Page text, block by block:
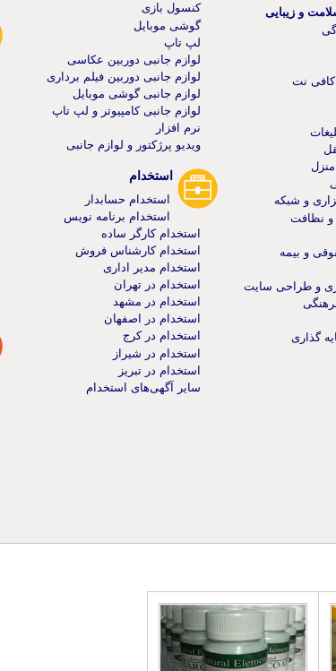
و زیبایی
کافی نت
و شبکه
نظافت
و بیمه
و طراحی سایت
گذاری
کنسول بازی
گوشی موبایل
لپ تاپ
لوازم جانبی دوربین عکاسی
لوازم جانبی دوربین فیلم برداری
لوازم جانبی گوشی موبایل
لوازم جانبی کامپیوتر و لپ تاپ
نرم افزار
ویدیو پرژکتور و لوازم جانبی
استخدام
استخدام حسابدار
استخدام برنامه نویس
استخدام کارگر ساده
استخدام کارشناس فروش
استخدام مدیر اداری
استخدام در تهران
استخدام در مشهد
استخدام در اصفهان
استخدام در کرج
استخدام در شیراز
استخدام در تبریز
سایر آگهی‌های استخدام